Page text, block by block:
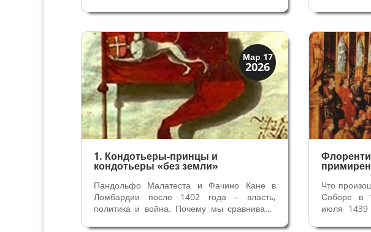
отстоял Феррару. Государство у Альфонсо
сложилось удивительно неоднородное – в
него входили марки Модены и...
Мар 17
2026
Династии
Заговоры и войны
1. Кондотьеры-принцы и
кондотьеры «без земли»
Пандольфо Малатеста и Фачино Кане в
Ломбардии после 1402 года – власть,
политика и война. Почему мы сравниваем
знали, что
даже
если бы не
собор был
Что
Соборе в
июля 1439